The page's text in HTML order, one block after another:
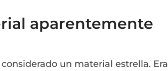
aparentemente
un material estrella. Era